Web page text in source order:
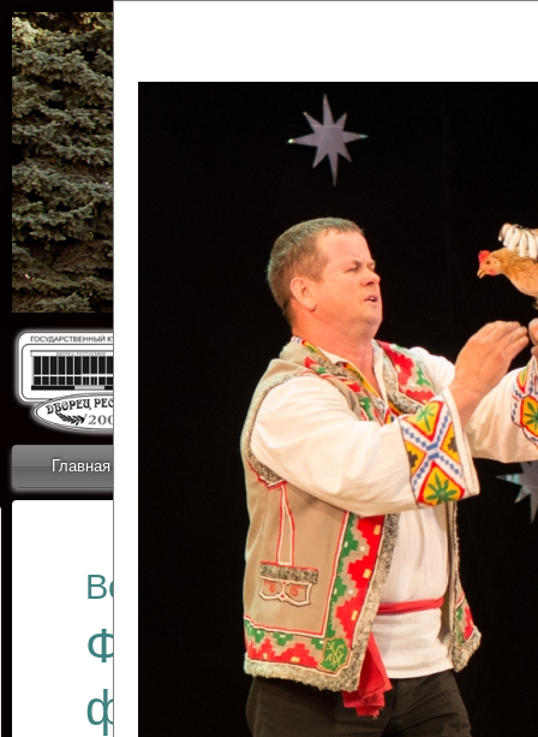
Главная Приветствие Коллективы Новости
ОТЧЕТЫ ГКЦ
Все отчеты
Финал
фестиваля